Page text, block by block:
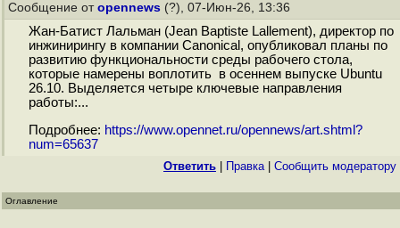
Сообщение от opennews (?), 07-Июн-26, 13:36
Жан-Батист Лальман (Jean Baptiste Lallement), директор по
инжинирингу в компании Canonical, опубликовал планы по
развитию функциональности среды рабочего стола,
которые намерены воплотить в осеннем выпуске Ubuntu
26.10. Выделяется четыре ключевые направления
работы:...
Подробнее: https://www.opennet.ru/opennews/art.shtml?
num=65637
Ответить Правка| Cообщить модератору
Оглавление